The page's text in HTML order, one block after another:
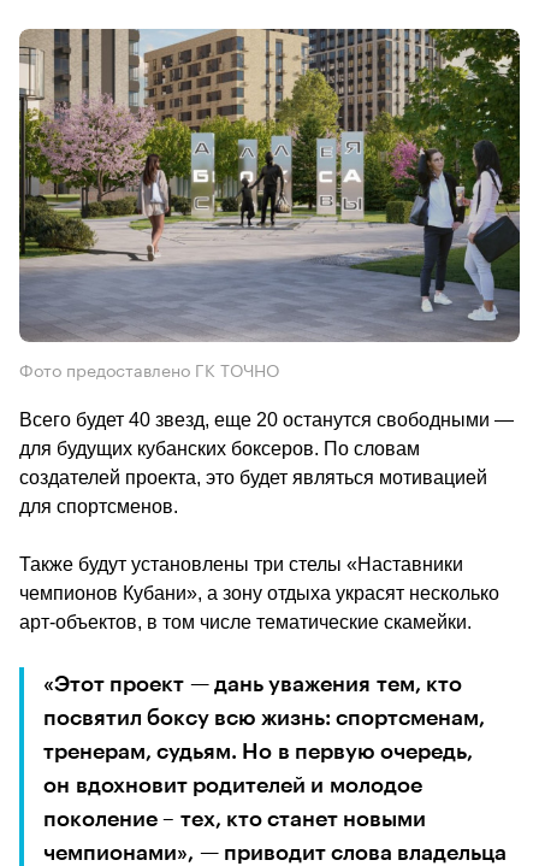
Фото предоставлено ГК ТОЧНО
Всего будет 40 звезд, еще 20 останутся свободными —
для будущих кубанских боксеров. По словам
создателей проекта, это будет являться мотивацией
для спортсменов.
Также будут установлены три стелы «Наставники
чемпионов Кубани», а зону отдыха украсят несколько
арт-объектов, в том числе тематические скамейки.
«Этот проект — дань уважения тем, кто
посвятил боксу всю жизнь: спортсменам,
тренерам, судьям. Но в первую очередь,
он вдохновит родителей и молодое
поколение – тех, кто станет новыми
чемпионами», — приводит слова владельца